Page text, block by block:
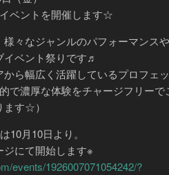
ベントを開催します☆
々なジャンルのパフォーマンスや
イベント祭りです♬
ら幅広く活躍しているプロフェッ
で濃厚な体験をチャージフリーで
ます☆）
10月10日より。
にて開始します※
events/1926007071054242/?